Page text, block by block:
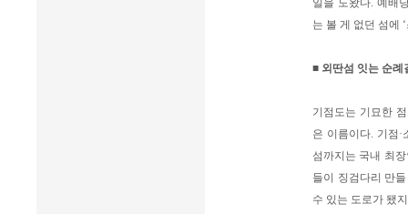
일을 도왔다. 예배
는 볼 게 없던 섬에
■ 외딴섬 잇는 순례
기점도는 기묘한
은 이름이다. 기점
섬까지는 국내 최
들이 징검다리 만
수 있는 도로가 됐